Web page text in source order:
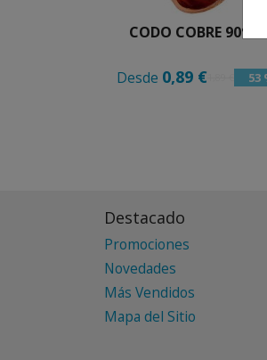
CODO COBRE 90º H-H
Desde 0,89 € 53
Destacado
Promociones
Novedades
Más Vendidos
Mapa del Sitio